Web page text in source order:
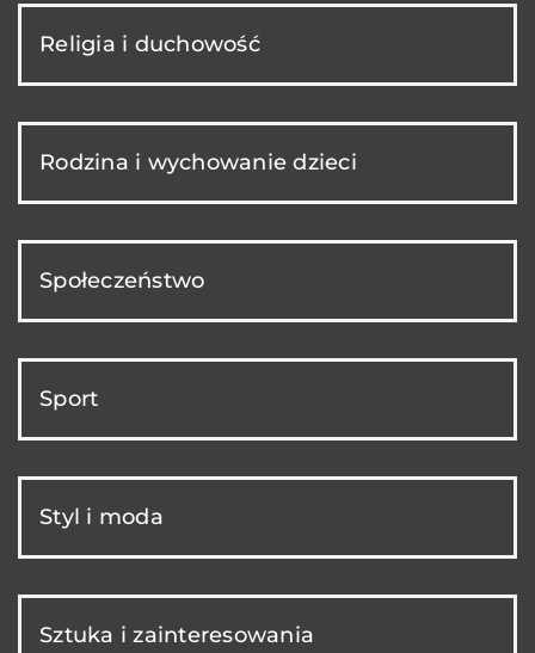
Religia i duchowość
Rodzina i wychowanie dzieci
Społeczeństwo
Sport
Styl i moda
Sztuka i zainteresowania